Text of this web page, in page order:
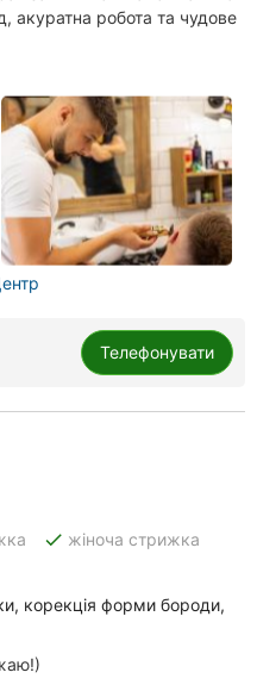
акуратна робота та чудове
Телефонувати
done жіноча стрижка
корекція форми бороди,